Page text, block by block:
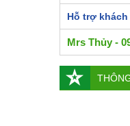
Hỗ trợ khách
Mrs Thủy -